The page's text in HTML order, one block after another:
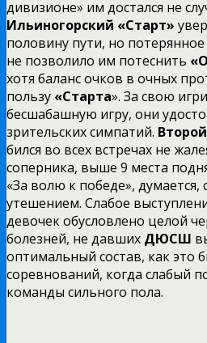
дивизионе» им достался не
Ильиногорский «Старт»
половину пути, но
не позволило им потеснить
хотя баланс очков в очных
пользу «Старта». За свою
бесшабашную игру, они
зрительских симпатий.
бился во всех встречах не
соперника, выше 9 места
«За волю к победе», думается,
утешением. Слабое
девочек обусловлено целой
болезней, не давших ДЮСШ
оптимальный состав, как это
соревнований, когда слабый
команды сильного пола.